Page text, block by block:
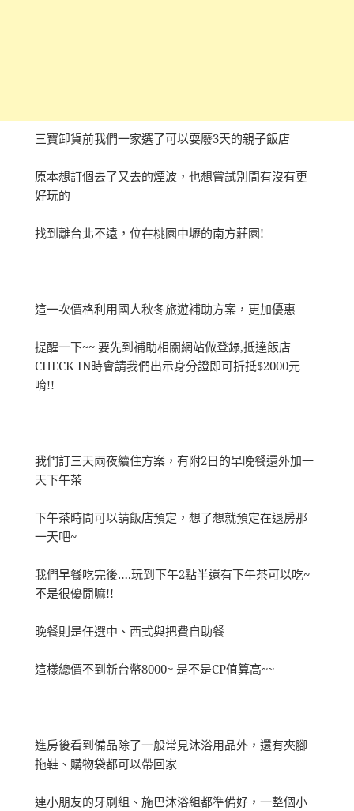
三寶卸貨前我們一家選了可以耍廢3天的親子飯店
原本想訂個去了又去的煙波，也想嘗試別間有沒有更
好玩的
找到離台北不遠，位在桃園中壢的南方莊園!
這一次價格利用國人秋冬旅遊補助方案，更加優惠
提醒一下~~ 要先到補助相關網站做登錄,抵達飯店
CHECK IN時會請我們出示身分證即可折抵$2000元
唷!!
我們訂三天兩夜續住方案，有附2日的早晚餐還外加一
天下午茶
下午茶時間可以請飯店預定，想了想就預定在退房那
一天吧~
我們早餐吃完後….玩到下午2點半還有下午茶可以吃~
不是很優閒嘛!!
晚餐則是任選中、西式與把費自助餐
這樣總價不到新台幣8000~ 是不是CP值算高~~
進房後看到備品除了一般常見沐浴用品外，還有夾腳
拖鞋、購物袋都可以帶回家
連小朋友的牙刷組、施巴沐浴組都準備好，一整個小